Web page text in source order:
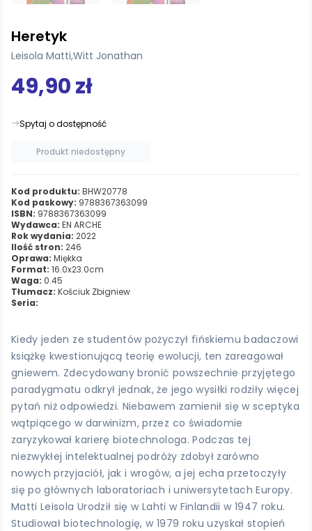
Heretyk
Leisola Matti,Witt Jonathan
49,90 zł
Spytaj o dostępność
Produkt niedostępny
Kod produktu: BHW20778
Kod paskowy: 9788367363099
ISBN: 9788367363099
Wydawca: EN ARCHE
Rok wydania: 2022
Ilość stron: 246
Oprawa: Miękka
Format: 16.0x23.0cm
Waga: 0.45
Tłumacz: Kościuk Zbigniew
Seria:
Kiedy jeden ze studentów pożyczył fińskiemu badaczowi
książkę kwestionującą teorię ewolucji, ten zareagował
gniewem. Zdecydowany bronić powszechnie przyjętego
paradygmatu odkrył jednak, że jego wysiłki rodziły więcej
pytań niż odpowiedzi. Niebawem zamienił się w sceptyka
wątpiącego w darwinizm, przez co świadomie
zaryzykował karierę biotechnologa. Podczas tej
niezwykłej intelektualnej podróży zdobył zarówno
nowych przyjaciół, jak i wrogów, a jej echa przetoczyły
się po głównych laboratoriach i uniwersytetach Europy.
Matti Leisola Urodził się w Lahti w Finlandii w 1947 roku.
Studiował biotechnologię, w 1979 roku uzyskał stopień